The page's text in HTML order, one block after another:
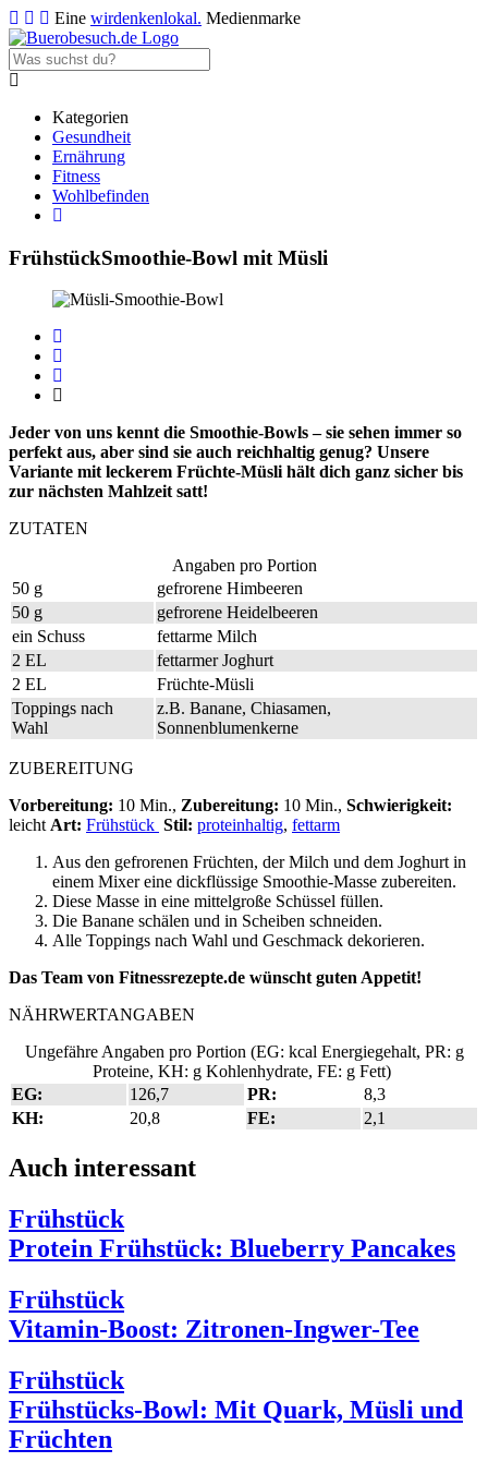
Eine wirdenkenlokal. Medienmarke
Kategorien
Gesundheit
Ernährung
Fitness
Wohlbefinden
FrühstückSmoothie-Bowl mit Müsli
Jeder von uns kennt die Smoothie-Bowls – sie sehen immer so
perfekt aus, aber sind sie auch reichhaltig genug? Unsere
Variante mit leckerem Früchte-Müsli hält dich ganz sicher bis
zur nächsten Mahlzeit satt!
ZUTATEN
Angaben pro Portion
50 g
gefrorene Himbeeren
50 g
gefrorene Heidelbeeren
ein Schuss
fettarme Milch
2 EL
fettarmer Joghurt
2 EL
Früchte-Müsli
Toppings nach
Wahl
z.B. Banane, Chiasamen,
Sonnenblumenkerne
ZUBEREITUNG
Vorbereitung: 10 Min., Zubereitung: 10 Min., Schwierigkeit:
leichtArt: Frühstück Stil: proteinhaltig, fettarm
Aus den gefrorenen Früchten, der Milch und dem Joghurt in
einem Mixer eine dickflüssige Smoothie-Masse zubereiten.
Diese Masse in eine mittelgroße Schüssel füllen.
Die Banane schälen und in Scheiben schneiden.
Alle Toppings nach Wahl und Geschmack dekorieren.
Das Team von Fitnessrezepte.de wünscht guten Appetit!
NÄHRWERTANGABEN
Ungefähre Angaben pro Portion (EG: kcal Energiegehalt, PR: g
Proteine, KH: g Kohlenhydrate, FE: g Fett)
EG:
126,7 PR:
8,3
KH:
20,8 FE: 2,1
Auch interessant
Frühstück
Protein Frühstück: Blueberry Pancakes
Frühstück
Vitamin-Boost: Zitronen-Ingwer-Tee
Frühstück
Frühstücks-Bowl: Mit Quark, Müsli und
Früchten